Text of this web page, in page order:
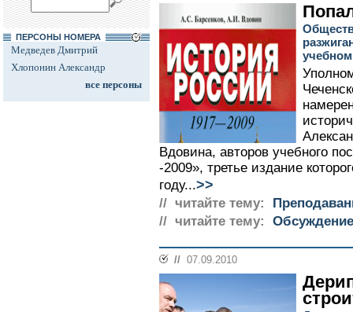
ПЕРСОНЫ НОМЕРА
Медведев Дмитрий
Хлопонин Александр
все персоны
Вдовина, авторов учебного
-2009», третье издание
году...>>
// читайте тему:
// читайте тему:
// 07.09.2010